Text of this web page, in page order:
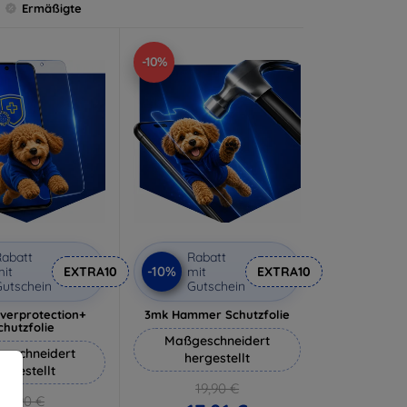
Ermäßigte
EXTRA10
18,90 €
-10%
-10%
Rabatt
mit
Gutschein
EXTRA10
3mk Hammer Schutzfolie
Maßgeschneidert
hergestellt
19,90 €